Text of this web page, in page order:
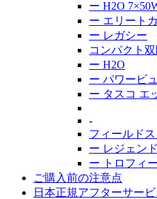
ー H2O
ー エリート
ー レガシー
コンパクト
ー H2O
ー パワービ
ー タスコ エ
-
フィールド
ー レジェン
ー トロフィ
ご購入前の注意点
日本正規アフターサービ